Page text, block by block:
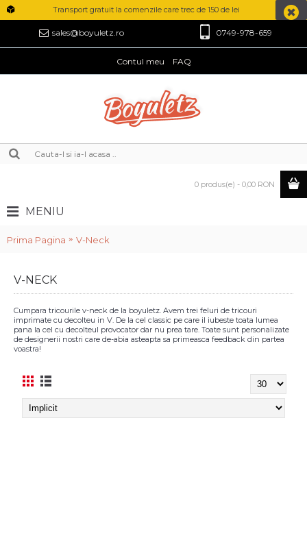
Transport gratuit la comenzile care trec de 150 de lei
sales@boyuletz.ro 0749-978-659
Contul meu FAQ
0 produs(e) - 0,00 RON
MENIU
Prima Pagina V-Neck
V-NECK
Cumpara tricourile v-neck de la boyuletz. Avem trei feluri de tricouri
imprimate cu decolteu in V. De la cel classic pe care il iubeste toata lumea
pana la cel cu decolteul provocator dar nu prea tare. Toate sunt personalizate
de designerii nostri care de-abia asteapta sa primeasca feedback din partea
voastra!